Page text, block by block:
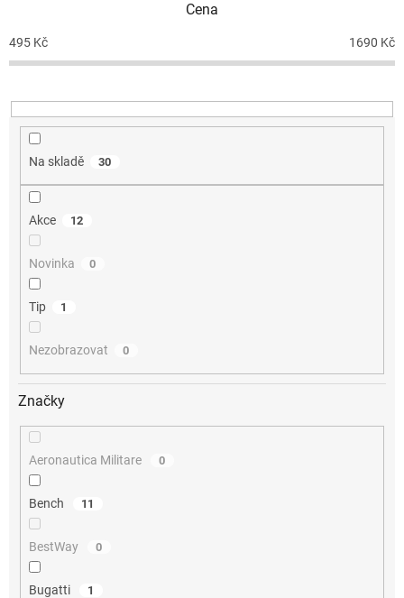
p
r
u
Cena
495 Kč 1690 Kč
Na skladě 30
Akce 12
Novinka 0
Tip 1
Nezobrazovat 0
Značky
Aeronautica Militare 0
Bench 11
BestWay 0
Bugatti 1